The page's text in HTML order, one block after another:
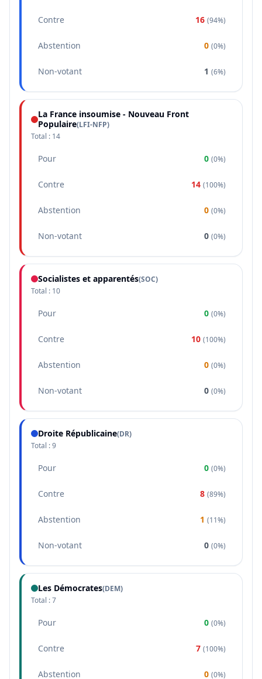
Contre 16 (94%)
Abstention 0 (0%)
Non-votant 1 (6%)
La France insoumise - Nouveau Front
Populaire(LFI-NFP)
Total : 14
Pour 0 (0%)
Contre 14 (100%)
Abstention 0 (0%)
Non-votant 0 (0%)
Socialistes et apparentés(SOC)
Total : 10
Pour 0 (0%)
Contre 10 (100%)
Abstention 0 (0%)
Non-votant 0 (0%)
Droite Républicaine(DR)
Total :9
Pour 0 (0%)
Contre 8 (89%)
Abstention 1 (11%)
Non-votant 0 (0%)
Les Démocrates(DEM)
Total :7
Pour 0 (0%)
Contre 7 (100%)
Abstention 0 (0%)